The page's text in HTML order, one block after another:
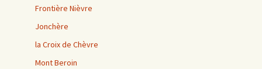
Frontière Nièvre
Jonchère
la Croix de Chèvre
Mont Beroin